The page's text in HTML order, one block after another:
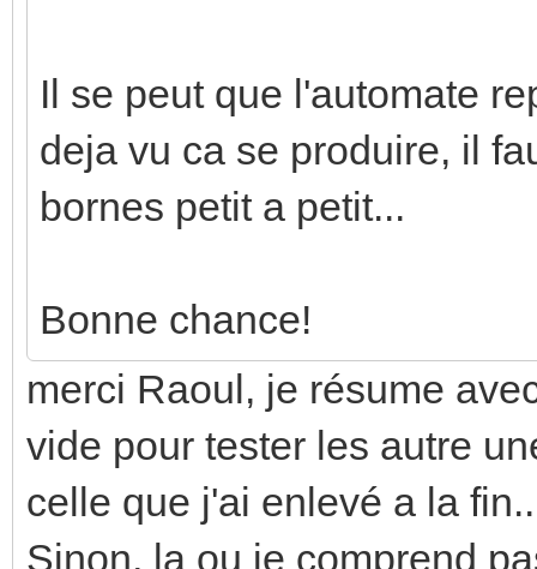
Il se peut que l'automate
deja vu ca se produire, il
bornes petit a petit...
Bonne chance!
merci Raoul, je résume
vide pour tester les autre
celle que j'ai enlevé a la
Sinon, la ou je comprend